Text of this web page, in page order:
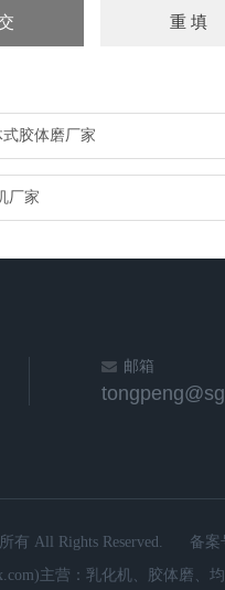
胶体磨厂家
厂家
邮箱
有 All Rights Reserved.
备案
主营：乳化机、胶体磨